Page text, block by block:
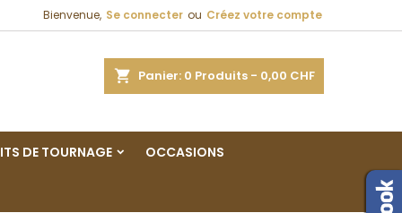
Bienvenue, Se connecter ou Créez votre compte
Panier 0 Produits - 0,00 CHF
DE TOURNAGE OCCASIONS